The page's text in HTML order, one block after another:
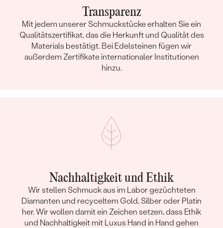
Transparenz
Mit jedem unserer Schmuckstücke erhalten Sie ein
Qualitätszertifikat, das die Herkunft und Qualität des
Materials bestätigt. Bei Edelsteinen fügen wir
außerdem Zertifikate internationaler Institutionen
hinzu.
Nachhaltigkeit und Ethik
Wir stellen Schmuck aus im Labor gezüchteten
Diamanten und recyceltem Gold, Silber oder Platin
her. Wir wollen damit ein Zeichen setzen, dass Ethik
und Nachhaltigkeit mit Luxus Hand in Hand gehen